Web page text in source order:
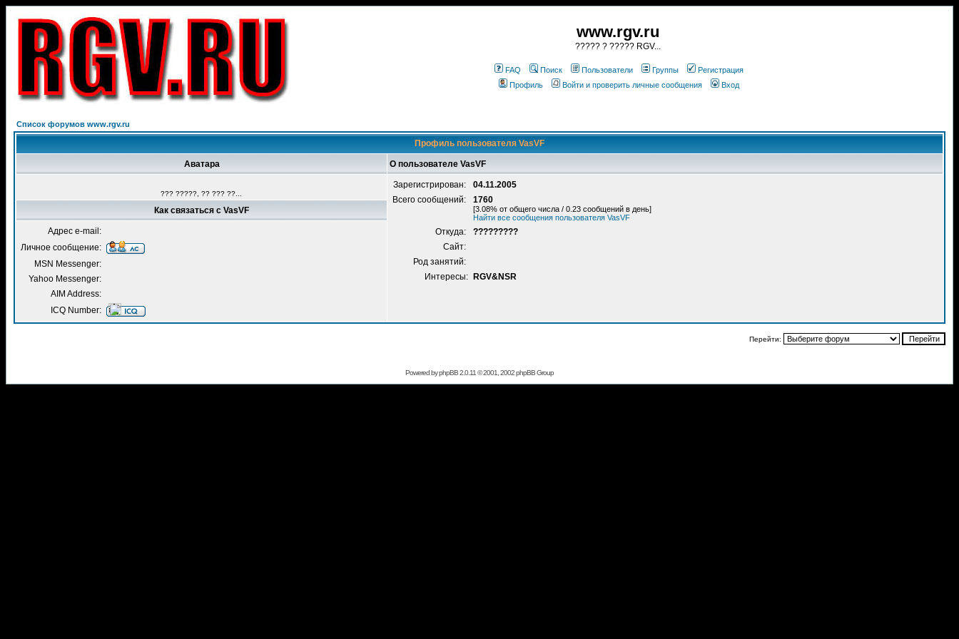
www.rgv.ru
????? ? ????? RGV...
FAQ Поиск Пользователи Группы
Регистрация
Профиль
Войти и проверить личные сообщения Вход
Список форумов www.rgv.ru
Профиль пользователя VasVF
Аватара О пользователе VasVF
??? ?????, ?? ??? ??...
Зарегистрирован:
04.11.2005
Всего сообщений:
1760
[3.08% от общего числа / 0.23 сообщений в день]
Найти все сообщения пользователя VasVF
Откуда:
?????????
Сайт:
Род занятий:
Интересы:
RGV&NSR
Как связаться с VasVF
Адрес e-mail:
Личное сообщение:
MSN Messenger:
Yahoo Messenger:
AIM Address:
ICQ Number:
Перейти:
Powered byphpBB2.0.11 © 2001, 2002 phpBB Group